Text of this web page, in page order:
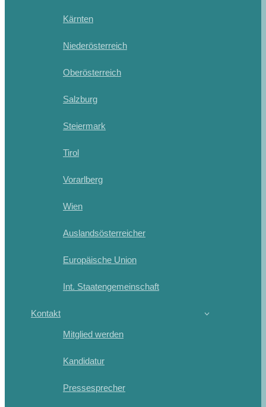
Kärnten
Niederösterreich
Oberösterreich
Salzburg
Steiermark
Tirol
Vorarlberg
Wien
Auslandsösterreicher
Europäische Union
Int. Staatengemeinschaft
Kontakt
Mitglied werden
Kandidatur
Pressesprecher